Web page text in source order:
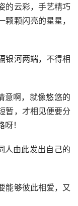
的云彩，手艺精巧
颗闪亮的星星，
银河两端，不得相
意啊，就像悠悠的
暂，才相见便要分
！
人由此发出自己的
能够彼此相爱，又